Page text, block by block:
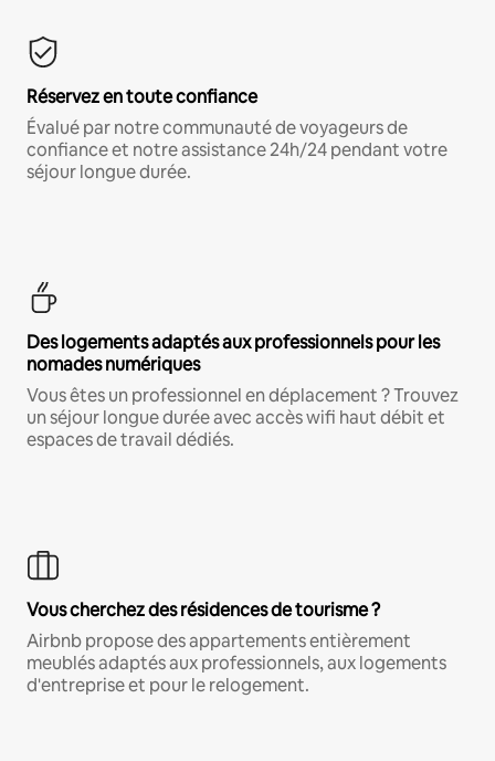
Réservez en toute confiance
Évalué par notre communauté de voyageurs de
confiance et notre assistance 24h/24 pendant votre
séjour longue durée.
Des logements adaptés aux professionnels pour les
nomades numériques
Vous êtes un professionnel en déplacement ? Trouvez
un séjour longue durée avec accès wifi haut débit et
espaces de travail dédiés.
Vous cherchez des résidences de tourisme ?
Airbnb propose des appartements entièrement
meublés adaptés aux professionnels, aux logements
d'entreprise et pour le relogement.